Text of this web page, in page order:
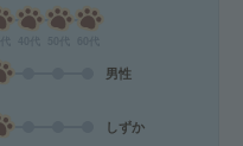
男性
しずか